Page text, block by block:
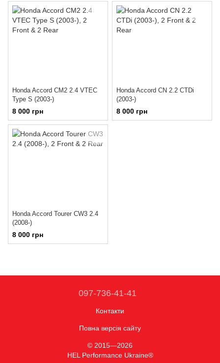
Honda Accord CM2 2.4 VTEC
Type S (2003-)
8 000 грн
Honda Accord CN 2.2 CTDi
(2003-)
8 000 грн
Honda Accord Tourer CW3 2.4
(2008-)
8 000 грн
097-736-41-41
Контакти
Повна версія сайту
© 2015—2026
HEL Performance Ukraine®